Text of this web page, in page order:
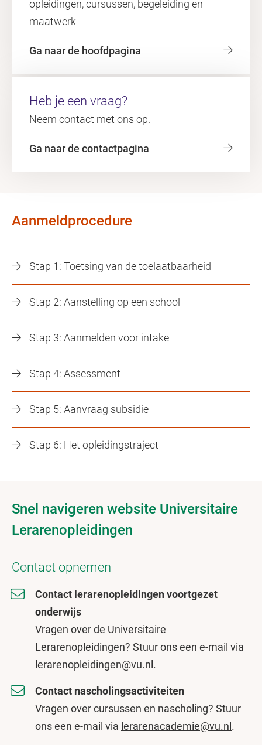
opleidingen, cursussen, begeleiding en
maatwerk
Ga naar de hoofdpagina
Heb je een vraag?
Neem contact met ons op.
Ga naar de contactpagina
Aanmeldprocedure
Stap 1: Toetsing van de toelaatbaarheid
Stap 2: Aanstelling op een school
Stap 3: Aanmelden voor intake
Stap 4: Assessment
Stap 5: Aanvraag subsidie
Stap 6: Het opleidingstraject
Snel navigeren website Universitaire
Lerarenopleidingen
Contact opnemen
Contact lerarenopleidingen voortgezet
onderwijs
Vragen over de Universitaire
Lerarenopleidingen? Stuur ons een e-mail via
lerarenopleidingen@vu.nl .
Contact nascholingsactiviteiten
Vragen over cursussen en nascholing? Stuur
ons een e-mail via lerarenacademie@vu.nl .